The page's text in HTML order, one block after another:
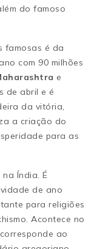
do famoso
famosas é da
com 90 milhões
e
de abril e é
da vitória,
a criação do
para as
Índia. É
de ano
para religiões
Acontece no
ao